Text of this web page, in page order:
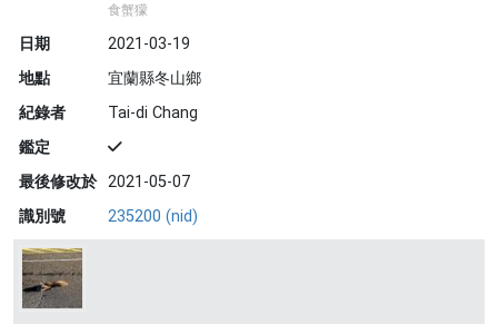
食蟹獴
日期
2021-03-19
地點
宜蘭縣冬山鄉
紀錄者
Tai-di Chang
鑑定
最後修改於 2021-05-07
識別號
235200 (nid)